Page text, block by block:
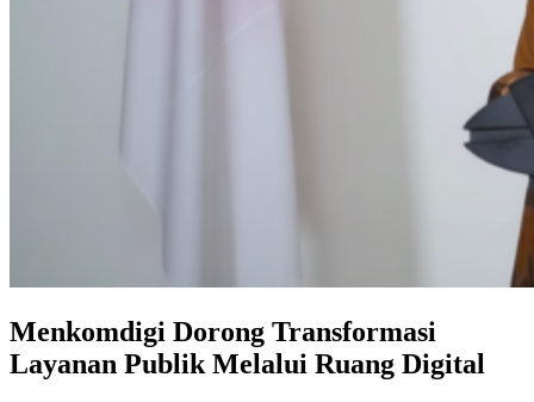
Menkomdigi Dorong Transformasi
Layanan Publik Melalui Ruang Digital